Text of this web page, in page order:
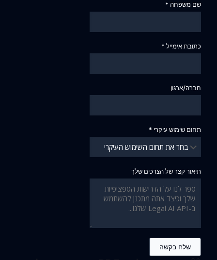
שם משפחה *
כתובת אימייל *
חברה/ארגון
תחום שימוש עיקרי *
תיאור קצר של הצרכים שלך
שלח בקשה